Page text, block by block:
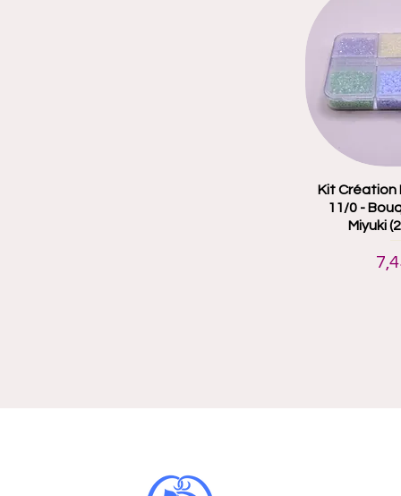
Kit Création
11/0 -
Miyuki